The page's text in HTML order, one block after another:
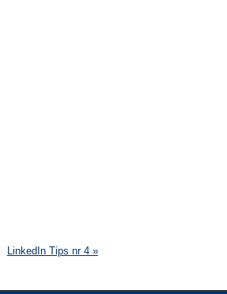
LinkedIn Tips nr 4 »